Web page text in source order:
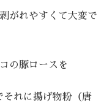
がれやすくて大変で
の豚ロースを
れに揚げ物粉（唐